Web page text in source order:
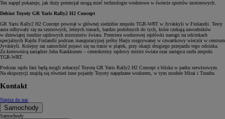
Ten napęd pokazuje, jak duży potencjał mogą mieć technologie wodorowe w świecie sportów motorowych.
Debiut Toyoty GR Yaris Rally2 H2 Concept
GR Yaris Rally2 H2 Concept powstał w głównej siedzibie zespołu TGR-WRT w Jyväskyli w Finlandii. Testy
auta odbywały się na szutrowych, leśnych trasach, bardzo podobnych do tych, które czekają zawodników
w dziewiątej rundzie rajdowych mistrzostw świata. Premiera wodorowej rajdówki nastąpi na odcinkach
specjalnych Rajdu Finlandii podczas inauguracyjnej próby Harju rozgrywanej w czwartkowy wieczór w centrum
Jyväskyli. Kolejny raz samochód pojawi się na trasie w piątek, przy okazji drugiego przejazdu tego odcinka.
Za kierownicą zasiądzie Juha Kankkunen – czterokrotny rajdowy mistrz świata oraz zastępca szefa zespołu
TGR-WRT.
Podczas rajdu fani będą mogli zobaczyć Toyotę GR Yaris Rally2 H2 Concept z bliska w parku serwisowym.
Na ekspozycji znajdą się również inne pojazdy Toyoty napędzane wodorem, w tym modele Mirai i Tundra.
Kontakt
Napisz do nas
Samochody
Samochody